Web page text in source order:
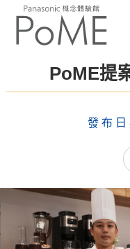
PoME提
發布